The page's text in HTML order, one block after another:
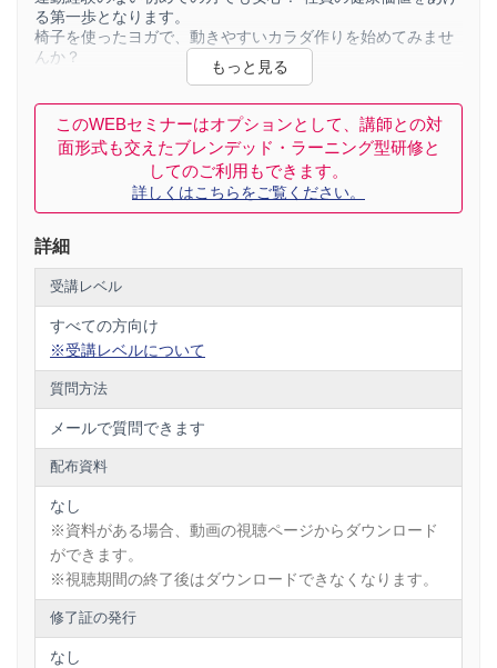
る第一歩となります。
椅子を使ったヨガで、動きやすいカラダ作りを始めてみませ
んか？
職場や在宅ワークの合間に続けられるオンラインレッスン
このWEBセミナーはオプションとして、講師との対
面形式も交えたブレンデッド・ラーニング型研修と
してのご利用もできます。
詳しくはこちらをご覧ください。
詳細
受講レベル
すべての方向け
※受講レベルについて
質問方法
メールで質問できます
配布資料
なし
※資料がある場合、動画の視聴ページからダウンロード
ができます。
※視聴期間の終了後はダウンロードできなくなります。
修了証の発行
なし